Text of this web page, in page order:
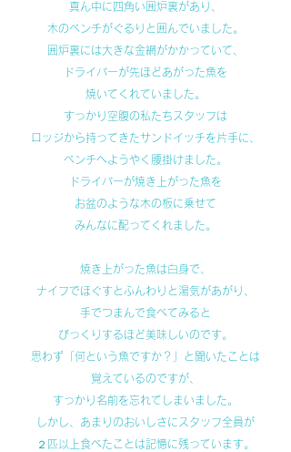
真ん中に四角い囲炉裏があり、
木のベンチがぐるりと囲んでいました。
囲炉裏には大きな金網がかかっていて、
ドライバーが先ほどあがった魚を
焼いてくれていました。
すっかり空腹の私たちスタッフは
ロッジから持ってきたサンドイッチを片手に、
ベンチへようやく腰掛けました。
ドライバーが焼き上がった魚を
お盆のような木の板に乗せて
みんなに配ってくれました。
焼き上がった魚は白身で、
ナイフでほぐすとふんわりと湯気があがり、
手でつまんで食べてみると
びっくりするほど美味しいのです。
思わず「何という魚ですか？」と聞いたことは
覚えているのですが、
すっかり名前を忘れてしまいました。
しかし、あまりのおいしさにスタッフ全員が
２匹以上食べたことは記憶に残っています。